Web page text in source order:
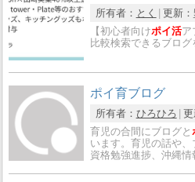
所有者： とく 更新：
【初心者向けポイ活ア
比較検索できるブログ
ポイ育ブログ
所有者： ひろひろ 更
育児の合間にブログと
います。育児の話や
資格勉強進捗、沖縄情